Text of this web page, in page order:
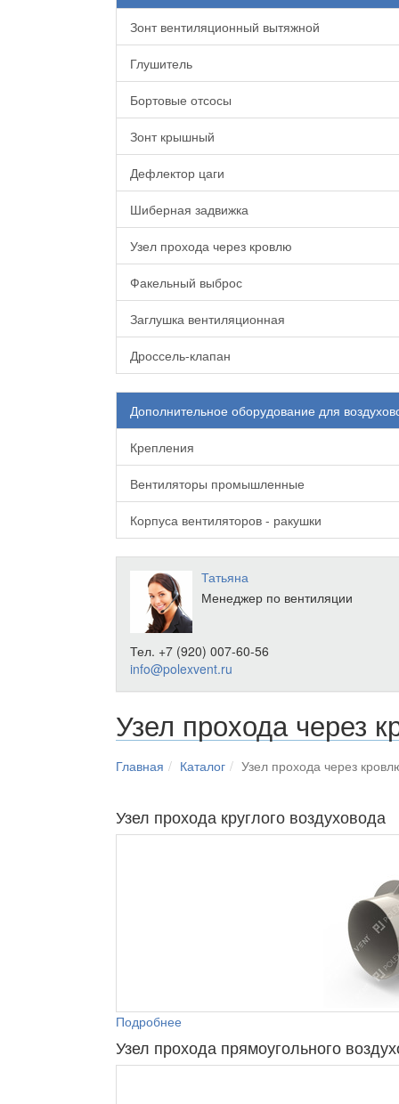
Зонт вентиляционный вытяжной
Глушитель
Бортовые отсосы
Зонт крышный
Дефлектор цаги
Шиберная задвижка
Узел прохода через кровлю
Факельный выброс
Заглушка вентиляционная
Дроссель-клапан
Дополнительное оборудование для
Крепления
Вентиляторы промышленные
Корпуса вентиляторов - ракушки
Татьяна
Менеджер по вентиляции
Тел. +7 (920) 007-60-56
info@polexvent.ru
Узел прохода через
Главная Каталог Узел прохода через
Узел прохода круглого воздуховода
Подробнее
Узел прохода прямоугольного